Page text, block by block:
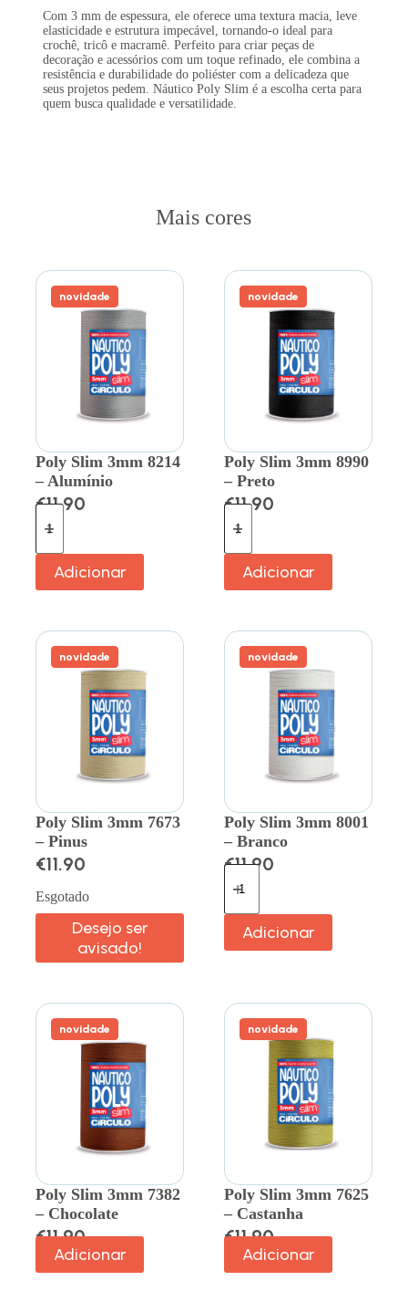
Com 3 mm de espessura, ele oferece uma textura macia, leve
elasticidade e estrutura impecável, tornando-o ideal para
crochê, tricô e macramê. Perfeito para criar peças de
decoração e acessórios com um toque refinado, ele combina a
resistência e durabilidade do poliéster com a delicadeza que
seus projetos pedem. Náutico Poly Slim é a escolha certa para
quem busca qualidade e versatilidade.
Mais cores
novidade
Poly Slim 3mm 8214
– Alumínio
€11.90
Adicionar
novidade
Poly Slim 3mm 8990
– Preto
€11.90
Adicionar
novidade
Poly Slim 3mm 7673
– Pinus
€11.90
Esgotado
Desejo ser
avisado!
novidade
Poly Slim 3mm 8001
– Branco
€11.90
Adicionar
novidade
Poly Slim 3mm 7382
– Chocolate
€11.90
Adicionar
novidade
Poly Slim 3mm 7625
– Castanha
€11.90
Adicionar